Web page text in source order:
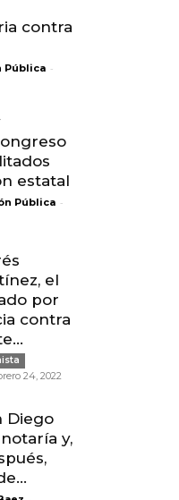
contra
Pública -
estatal
Pública -
el
por
contra
24, 2022
Diego
y,